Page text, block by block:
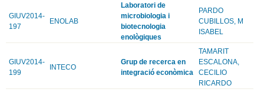
GIUV2014-
197
ENOLAB
Laboratori de
microbiologia i
biotecnologia
enològiques
PARDO
CUBILLOS, M
ISABEL
GIUV2014-
199
INTECO
Grup de recerca en
integració econòmica
TAMARIT
ESCALONA,
CECILIO
RICARDO